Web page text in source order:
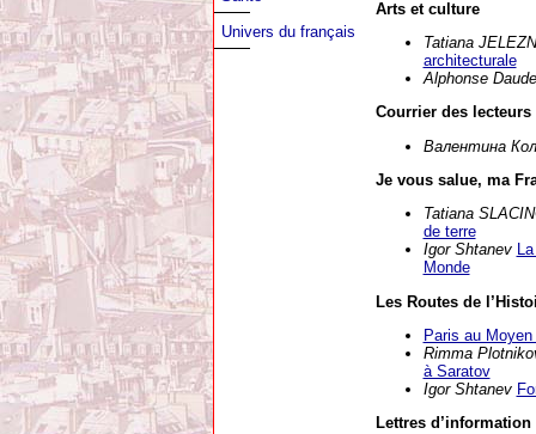
Univers du français
Arts et culture
Tatiana
architecturale
Alphonse
Courrier des lecteurs
Валентина
Je vous salue, ma
Tatiana
de terre
Igor Shtanev
Monde
Les Routes de
Paris au Moyen
Rimma
à Saratov
Igor Shtanev
Lettres d’information